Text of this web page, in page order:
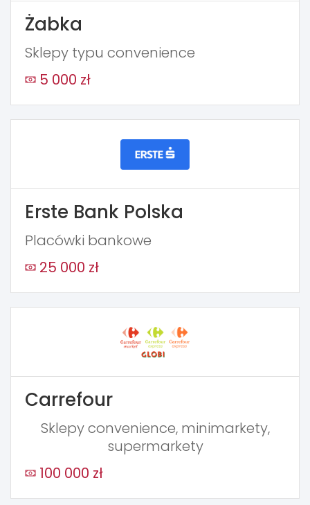
Żabka
Sklepy typu convenience
5 000 zł
Erste Bank Polska
Placówki bankowe
25 000 zł
Carrefour
Sklepy convenience, minimarkety,
supermarkety
100 000 zł